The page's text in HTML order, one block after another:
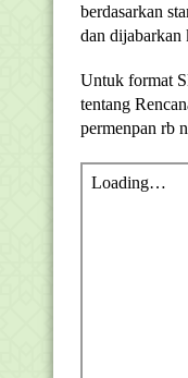
berdasarkan
dan dijabarkan
Untuk format
tentang
permenpan rb